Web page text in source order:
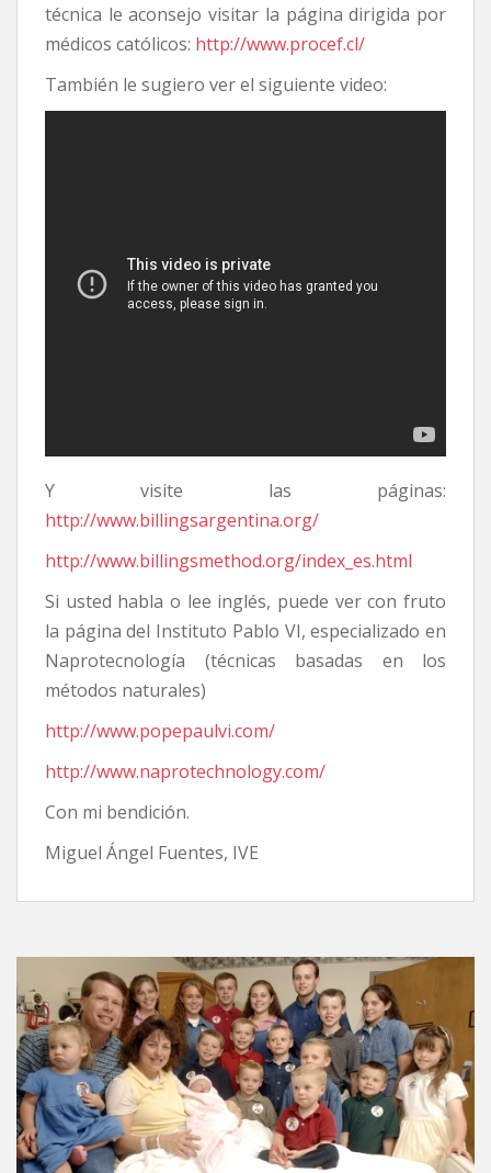
técnica le aconsejo visitar la página dirigida por
médicos católicos: http://www.procef.cl/
También le sugiero ver el siguiente video:
Y visite las páginas:
http://www.billingsargentina.org/
http://www.billingsmethod.org/index_es.html
Si usted habla o lee inglés, puede ver con fruto
la página del Instituto Pablo VI, especializado en
Naprotecnología (técnicas basadas en los
métodos naturales)
http://www.popepaulvi.com/
http://www.naprotechnology.com/
Con mi bendición.
Miguel Ángel Fuentes, IVE